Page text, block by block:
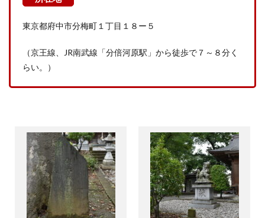
東京都府中市分梅町１丁目１８ー５
（京王線、 JR南武線「分倍河原駅」から徒歩で７～８分く
らい。）